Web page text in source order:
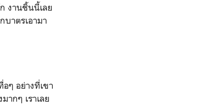
งานชิ้นนี้เลย
บาตรเอามา
อๆ อย่างที่เขา
ากๆ เราเลย